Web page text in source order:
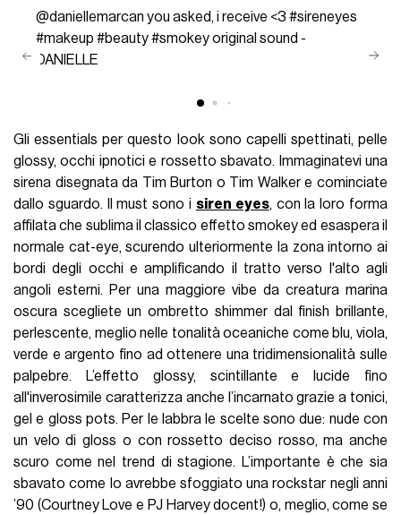
@daniellemarcan you asked, i receive <3 #sireneyes
#makeup #beauty#smokeyoriginal sound -
DANIELLE
Gli essentials per questo look sono capelli spettinati, pelle
glossy, occhi ipnotici e rossetto sbavato. Immaginatevi una
sirena disegnata da Tim Burton o Tim Walker e cominciate
dallo sguardo. Il must sono i siren eyes, con la loro forma
affilata che sublima il classico effetto smokey ed esaspera il
normale cat-eye, scurendo ulteriormente la zona intorno ai
bordi degli occhi e amplificando il tratto verso l'alto agli
angoli esterni. Per una maggiore vibe da creatura marina
oscura scegliete un ombretto shimmer dal finish brillante,
perlescente, meglio nelle tonalità oceaniche come blu, viola,
verde e argento fino ad ottenere una tridimensionalità sulle
palpebre. L’effetto glossy, scintillante e lucide fino
all'inverosimile caratterizza anche l’incarnato grazie a tonici,
gel e gloss pots. Per le labbra le scelte sono due: nude con
un velo di gloss o con rossetto deciso rosso, ma anche
scuro come nel trend di stagione. L’importante è che sia
sbavato come lo avrebbe sfoggiato una rockstar negli anni
’90 (Courtney Love e PJ Harvey docent!) o, meglio, come se